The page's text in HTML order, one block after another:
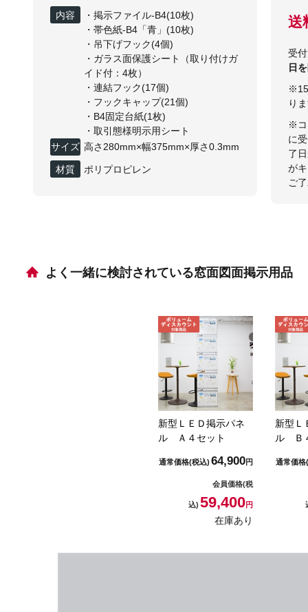
送
受
日
り
※コ
に
了
が
ご
内容
・掲示ファイル-B4(10枚)
・帯色紙-B4「青」(10枚)
・吊下げフック(4個)
・ガラス面保護シート（取り付けガ
イド付：4枚）
・連結フック(17個)
・フックキャップ(21個)
・B4固定台紙(1枚)
・取引態様明示用シート
サイズ 高さ280mm×幅375mm×厚さ0.3mm
材質 ポリプロピレン
よく一緒に検討されている窓面図面掲示用品
新型ＬＥＤ掲示パネ
ル Ａ４セット
通常価格(税込) 64,900円
会員価格(税
込) 59,400円
在庫あり
新型Ｌ
ル Ｂ
通常価格